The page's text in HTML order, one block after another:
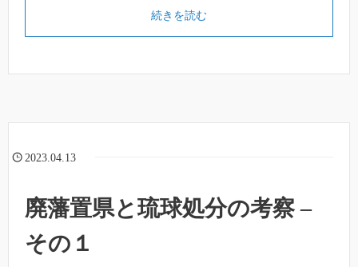
続きを読む
2023.04.13
廃藩置県と琉球処分の考察 –
その１